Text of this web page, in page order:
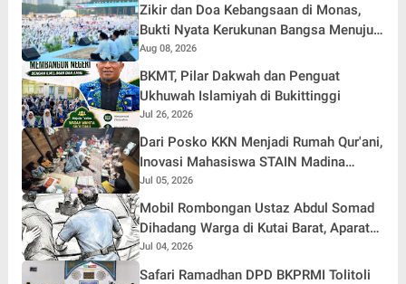
Zikir dan Doa Kebangsaan di Monas,
Bukti Nyata Kerukunan Bangsa Menuju
Indonesia Damai, Maju, dan Bermartabat
Aug 08, 2026
BKMT, Pilar Dakwah dan Penguat
Ukhuwah Islamiyah di Bukittinggi
Jul 26, 2026
Dari Posko KKN Menjadi Rumah Qur'ani,
Inovasi Mahasiswa STAIN Madina
Hidupkan Tradisi Maghrib Mengaji di
Desa Simaninggir
Jul 05, 2026
Mobil Rombongan Ustaz Abdul Somad
Dihadang Warga di Kutai Barat, Aparat
Dalami Penyebab Penolakan
Jul 04, 2026
Safari Ramadhan DPD BKPRMI Tolitoli